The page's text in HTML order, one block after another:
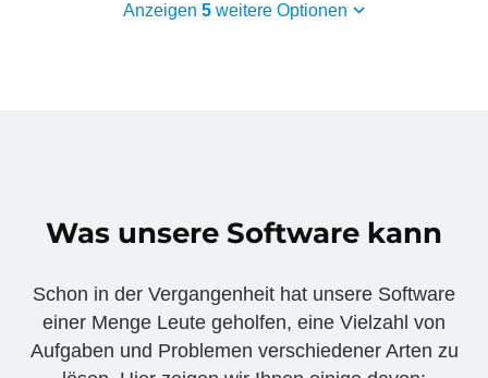
Anzeigen 5weitere Optionen
Was unsere Software kann
Schon in der Vergangenheit hat unsere Software
einer Menge Leute geholfen, eine Vielzahl von
Aufgaben und Problemen verschiedener Arten zu